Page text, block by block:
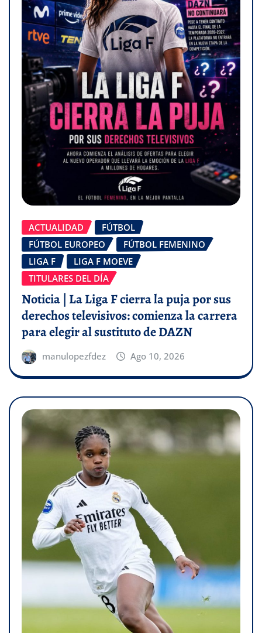
ACTUALIDAD
FÚTBOL
FÚTBOL EUROPEO
FÚTBOL FEMENINO
LIGA F
LIGA F MOEVE
TITULARES DEL DÍA
Noticia | La Liga F cierra la puja por sus
derechos televisivos: comienza la carrera
para elegir al sustituto de DAZN
manulopezfdez Ago 10, 2026